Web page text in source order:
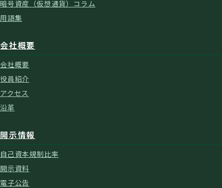
暗号資産（仮想通貨）コラム
用語集
会社概要
会社概要
役員紹介
アクセス
沿革
開示情報
自己資本規制比率
開示資料
電子公告